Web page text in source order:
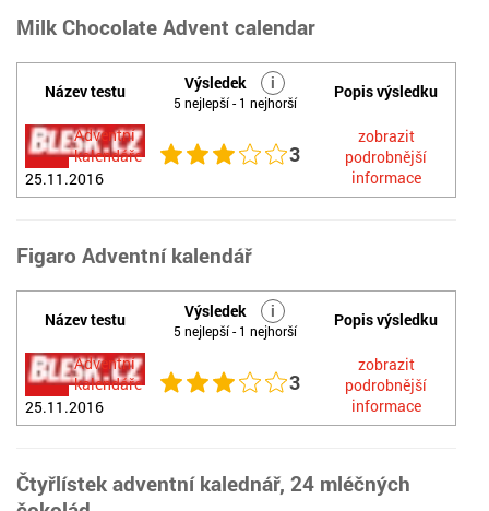
Milk Chocolate Advent calendar
Název testu Výsledek i
5 nejlepší - 1 nejhorší
Popis výsledku
Adventní
kalendáře
25.11.2016
3
zobrazit
podrobnější
informace
Figaro Adventní kalendář
Název testu Výsledek i
5 nejlepší - 1 nejhorší
Popis výsledku
Adventní
kalendáře
25.11.2016
3
zobrazit
podrobnější
informace
Čtyřlístek adventní kalednář, 24 mléčných